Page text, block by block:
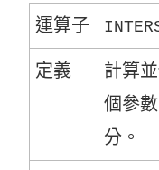
運算子
定義
計算
個參
分。